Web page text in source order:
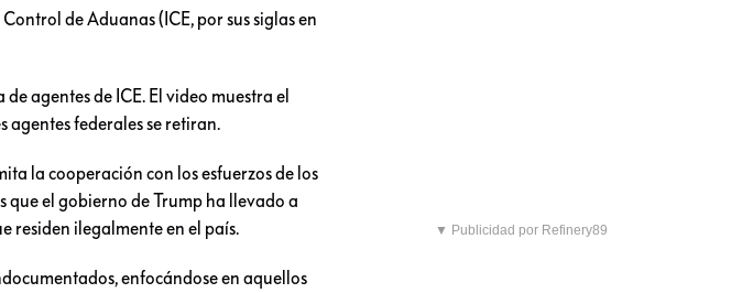
de Aduanas (ICE, por sus siglas en
agentes de ICE. El video muestra el
agentes federales se retiran.
la cooperación con los esfuerzos de los
el gobierno de Trump ha llevado a
residen ilegalmente en el país.
enfocándose en aquellos
▼ Publicidad por Refinery89